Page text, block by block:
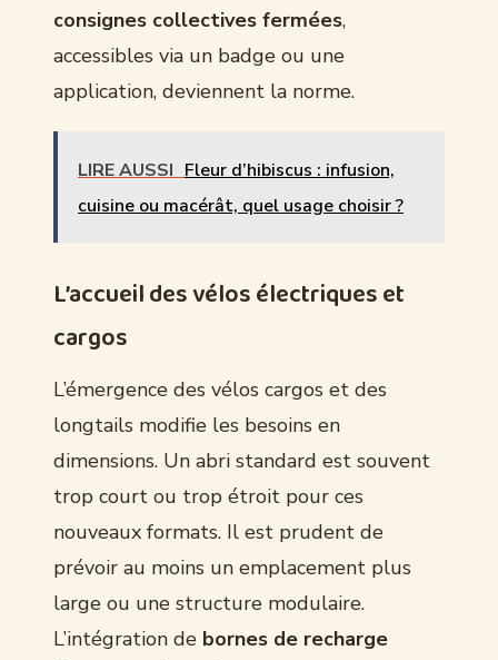
consignes collectives fermées,
accessibles via un badge ou une
application, deviennent la norme.
LIRE AUSSI Fleur d’hibiscus : infusion,
cuisine ou macérât, quel usage choisir ?
L’accueil des vélos électriques et
cargos
L’émergence des vélos cargos et des
longtails modifie les besoins en
dimensions. Un abri standard est souvent
trop court ou trop étroit pour ces
nouveaux formats. Il est prudent de
prévoir au moins un emplacement plus
large ou une structure modulaire.
L’intégration de bornes de recharge